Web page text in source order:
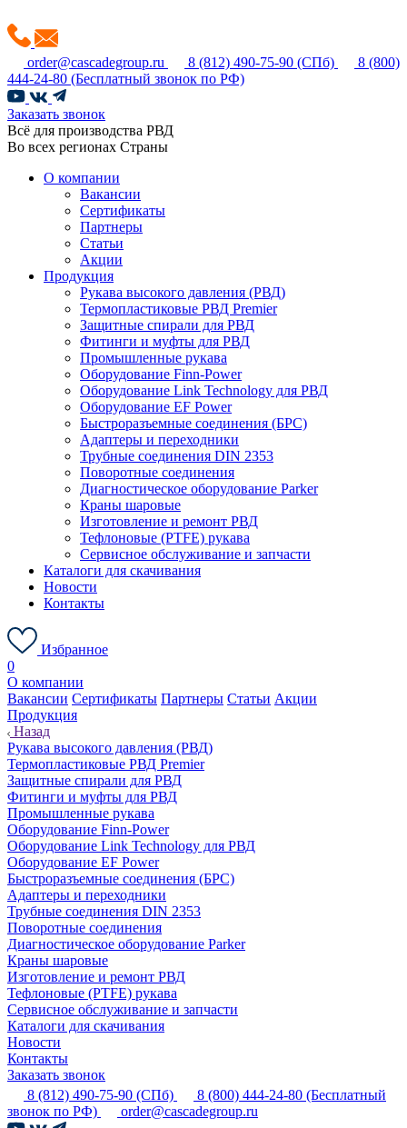
order@cascadegroup.ru 8 (812) 490-75-90 (СПб)
8 (800)
444-24-80 (Бесплатный звонок по РФ)
Заказать звонок
Всё для производства РВД
Во всех регионах Страны
О компании
Вакансии
Сертификаты
Партнеры
Статьи
Акции
Продукция
Рукава высокого давления (РВД)
Термопластиковые РВД Premier
Защитные спирали для РВД
Фитинги и муфты для РВД
Промышленные рукава
Оборудование Finn-Power
Оборудование Link Technology для РВД
Оборудование EF Power
Быстроразъемные соединения (БРС)
Адаптеры и переходники
Трубные соединения DIN 2353
Поворотные соединения
Диагностическое оборудование Parker
Краны шаровые
Изготовление и ремонт РВД
Тефлоновые (PTFE) рукава
Сервисное обслуживание и запчасти
Каталоги для скачивания
Новости
Контакты
Избранное
0
О компании
Вакансии Сертификаты Партнеры Статьи Акции
Продукция
Назад
Рукава высокого давления (РВД)
Термопластиковые РВД Premier
Защитные спирали для РВД
Фитинги и муфты для РВД
Промышленные рукава
Оборудование Finn-Power
Оборудование Link Technology для РВД
Оборудование EF Power
Быстроразъемные соединения (БРС)
Адаптеры и переходники
Трубные соединения DIN 2353
Поворотные соединения
Диагностическое оборудование Parker
Краны шаровые
Изготовление и ремонт РВД
Тефлоновые (PTFE) рукава
Сервисное обслуживание и запчасти
Каталоги для скачивания
Новости
Контакты
Заказать звонок
8 (812) 490-75-90 (СПб) 8 (800) 444-24-80 (Бесплатный
звонок по РФ)
order@cascadegroup.ru